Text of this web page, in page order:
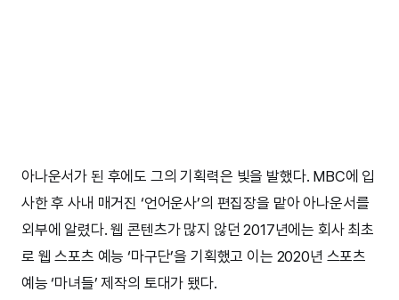
아나운서가 된 후에도 그의 기획력은 빛을 발했다. MBC에 입
사한 후 사내 매거진 ‘언어운사’의 편집장을 맡아 아나운서를
외부에 알렸다. 웹 콘텐츠가 많지 않던 2017년에는 회사 최초
로 웹 스포츠 예능 ‘마구단’을 기획했고 이는 2020년 스포츠
예능 ‘마녀들’ 제작의 토대가 됐다.